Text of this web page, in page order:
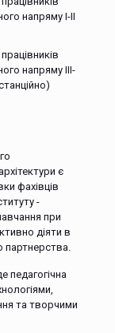
напряму І-ІІ
напряму ІІІ-
є
фахівців
-
при
діяти в
партнерства.
педагогічна
та творчими